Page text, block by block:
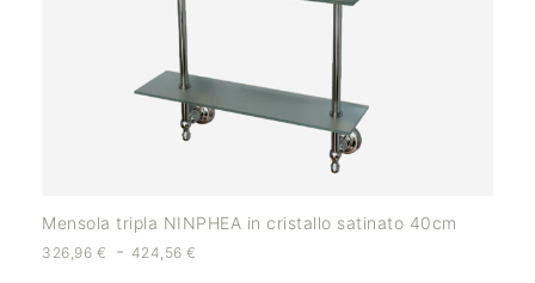
Mensola tripla NINPHEA in cristallo satinato 40cm
326,96 € - 424,56€